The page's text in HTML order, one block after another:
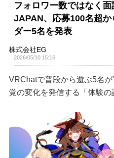
フォロワー数ではなく
JAPAN、応募100名超
ダー5名を発表
株式会社EG
2026/05/10 15:16
VRChatで普段から遊ぶ5名
覚の変化を発信する「体験